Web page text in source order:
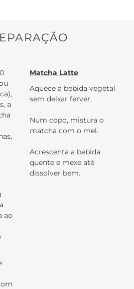
a
ao
Matcha Latte
Aquece a bebida vegetal
sem deixar ferver.
Num copo, mistura o
matcha com o mel.
Acrescenta a bebida
quente e mexe até
dissolver bem.